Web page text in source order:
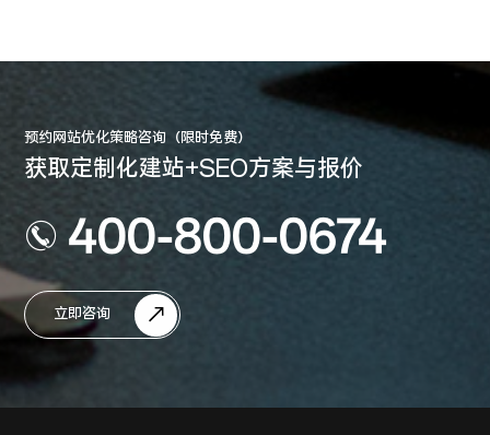
预约网站优化策略咨询（限时免费）
获取定制化建站+SEO方案与报价
400-800-0674
立即咨询